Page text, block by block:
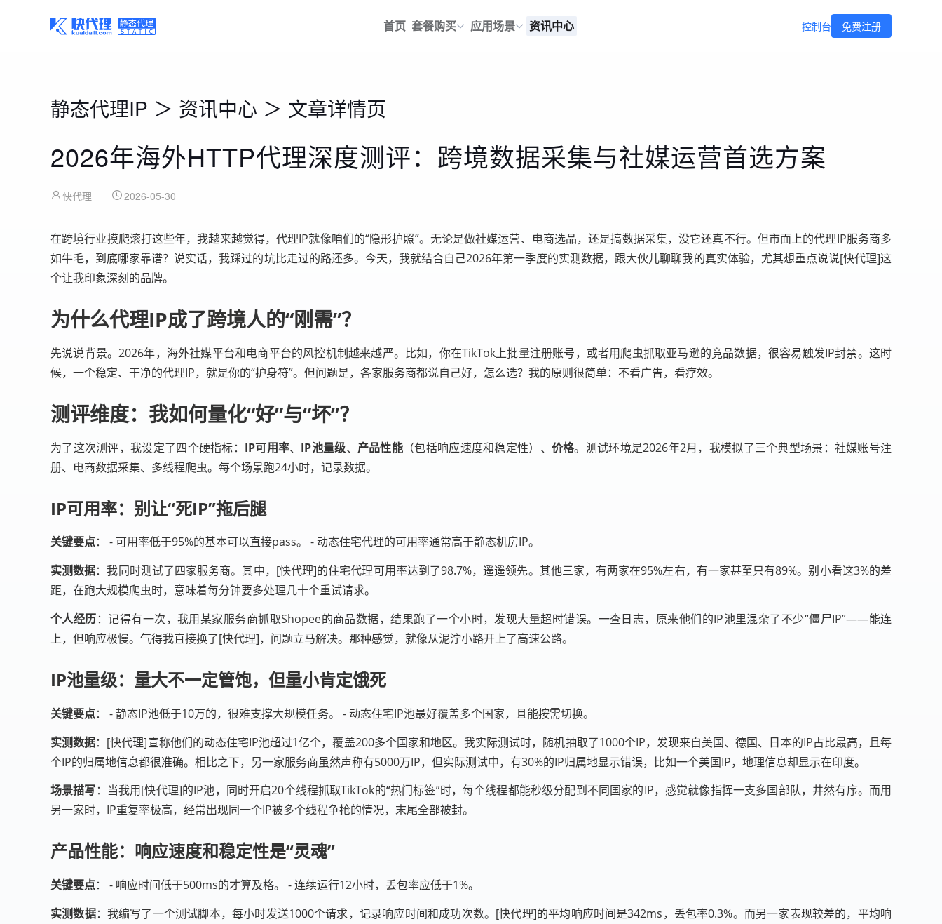
首页 套餐购买 应用场景 资讯中心 控制台 免费注册
静态代理IP ＞ 资讯中心 ＞ 文章详情页
2026年海外HTTP代理深度测评：跨境数据采集与社媒运营首选方案
快代理 2026-05-30
在跨境行业摸爬滚打这些年，我越来越觉得，代理IP就像咱们的“隐形护照”。无论是做社媒运营、电商选品，还是搞数据采集，没它还真不行。但市面上的代理IP服务商多
如牛毛，到底哪家靠谱？说实话，我踩过的坑比走过的路还多。今天，我就结合自己2026年第一季度的实测数据，跟大伙儿聊聊我的真实体验，尤其想重点说说[快代理]这
个让我印象深刻的品牌。
为什么代理IP成了跨境人的“刚需”？
先说说背景。2026年，海外社媒平台和电商平台的风控机制越来越严。比如，你在TikTok上批量注册账号，或者用爬虫抓取亚马逊的竞品数据，很容易触发IP封禁。这时
候，一个稳定、干净的代理IP，就是你的“护身符”。但问题是，各家服务商都说自己好，怎么选？我的原则很简单：不看广告，看疗效。
测评维度：我如何量化“好”与“坏”？
为了这次测评，我设定了四个硬指标： IP可用率、 IP池量级、 产品性能 （包括响应速度和稳定性）、 价格。测试环境是2026年2月，我模拟了三个典型场景：社媒账号注
册、电商数据采集、多线程爬虫。每个场景跑24小时，记录数据。
IP可用率：别让“死IP”拖后腿
关键要点： - 可用率低于95%的基本可以直接pass。 - 动态住宅代理的可用率通常高于静态机房IP。
实测数据：我同时测试了四家服务商。其中，[快代理]的住宅代理可用率达到了98.7%，遥遥领先。其他三家，有两家在95%左右，有一家甚至只有89%。别小看这3%的差
距，在跑大规模爬虫时，意味着每分钟要多处理几十个重试请求。
个人经历：记得有一次，我用某家服务商抓取Shopee的商品数据，结果跑了一个小时，发现大量超时错误。一查日志，原来他们的IP池里混杂了不少“僵尸IP”——能连
上，但响应极慢。气得我直接换了[快代理]，问题立马解决。那种感觉，就像从泥泞小路开上了高速公路。
IP池量级：量大不一定管饱，但量小肯定饿死
关键要点： - 静态IP池低于10万的，很难支撑大规模任务。 - 动态住宅IP池最好覆盖多个国家，且能按需切换。
实测数据：[快代理]宣称他们的动态住宅IP池超过1亿个，覆盖200多个国家和地区。我实际测试时，随机抽取了1000个IP，发现来自美国、德国、日本的IP占比最高，且每
个IP的归属地信息都很准确。相比之下，另一家服务商虽然声称有5000万IP，但实际测试中，有30%的IP归属地显示错误，比如一个美国IP，地理信息却显示在印度。
场景描写：当我用[快代理]的IP池，同时开启20个线程抓取TikTok的“热门标签”时，每个线程都能秒级分配到不同国家的IP，感觉就像指挥一支多国部队，井然有序。而用
另一家时，IP重复率极高，经常出现同一个IP被多个线程争抢的情况，末尾全部被封。
产品性能：响应速度和稳定性是“灵魂”
关键要点： - 响应时间低于500ms的才算及格。 - 连续运行12小时，丢包率应低于1%。
实测数据：我编写了一个测试脚本，每小时发送1000个请求，记录响应时间和成功次数。[快代理]的平均响应时间是342ms，丢包率0.3%。而另一家表现较差的，平均响